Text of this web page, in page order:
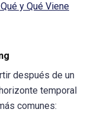
y Qué Viene
después de un
temporal
comunes: